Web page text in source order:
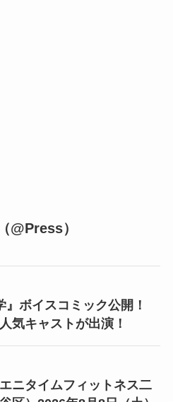
@Press）
』ボイスコミック公開！
気キャストが出演！
ニタイムフィットネス二